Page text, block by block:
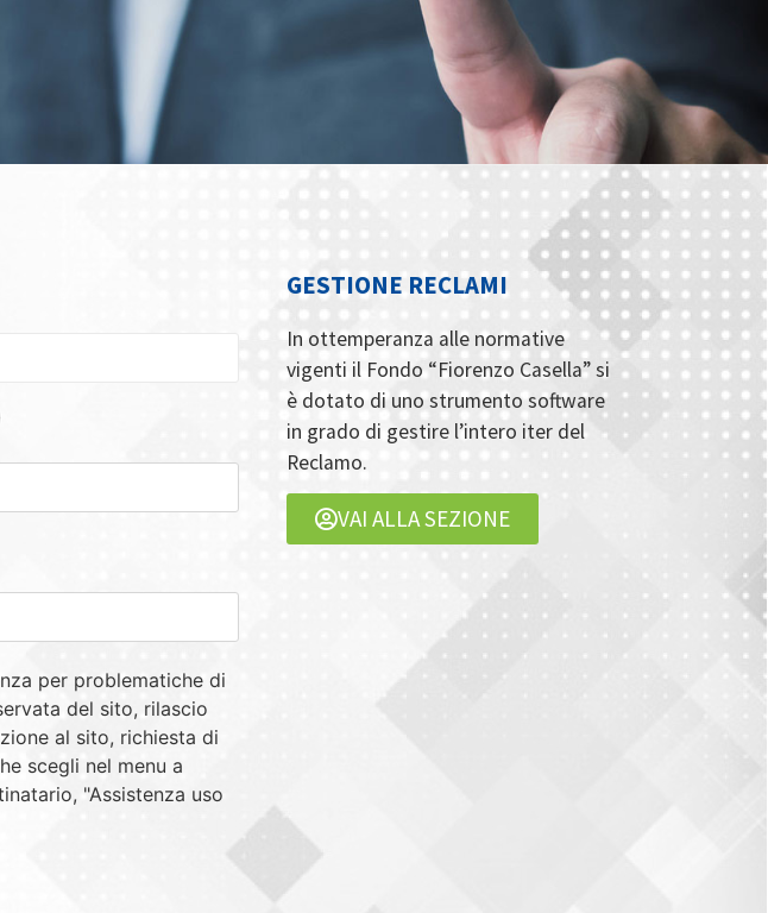
per problematiche di
del sito, rilascio
al sito, richiesta di
scegli nel menu a
"Assistenza uso
GESTIONE RECLAMI
In ottemperanza alle normative
vigenti il Fondo “Fiorenzo Casella” si
è dotato di uno strumento software
in grado di gestire l’intero iter del
Reclamo.
VAI ALLA SEZIONE